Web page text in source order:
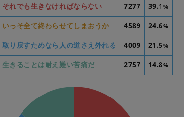
それでも生きなければならない 7277 39.1 %
いっそ全て終わらせてしまおうか 4589 24.6%
取り戻すためなら人の道さえ外れる 4009 21.5%
生きることは耐え難い苦痛だ 2757 14.8%